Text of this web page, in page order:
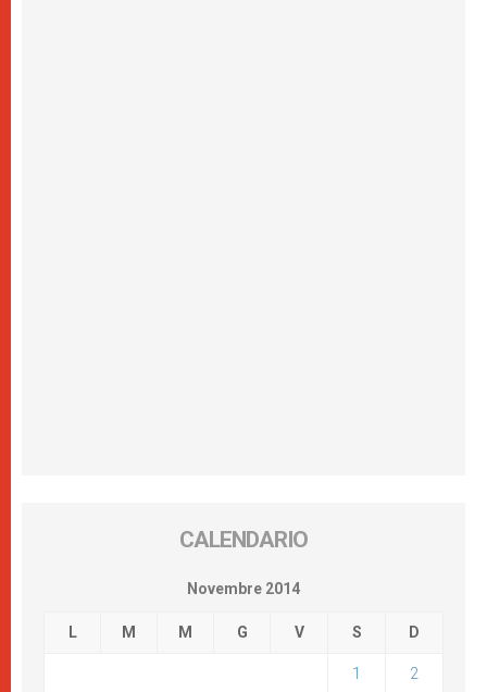
CALENDARIO
Novembre 2014
L M M G V S D
1 2